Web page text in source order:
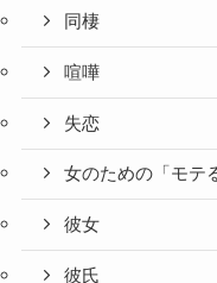
同棲
喧嘩
失恋
女のための「モテ
彼女
彼氏